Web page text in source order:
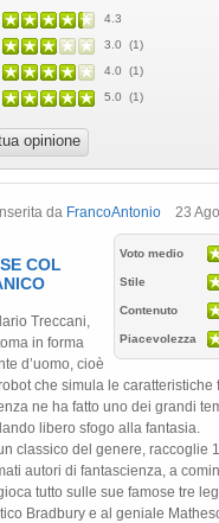
4.3
3.0 (1)
4.0 (1)
5.0 (1)
opinione
da FrancoAntonio 23
Voto medio
Stile
Contenuto
Piacevolezza
COL
Treccani,
in forma
d’uomo, cioè
che simula le caratteristiche
ne ha fatto uno dei grandi
libero sfogo alla fantasia.
classico del genere, raccoglie
autori di fantascienza, a
tutto sulle sue famose tre
Bradbury e al geniale